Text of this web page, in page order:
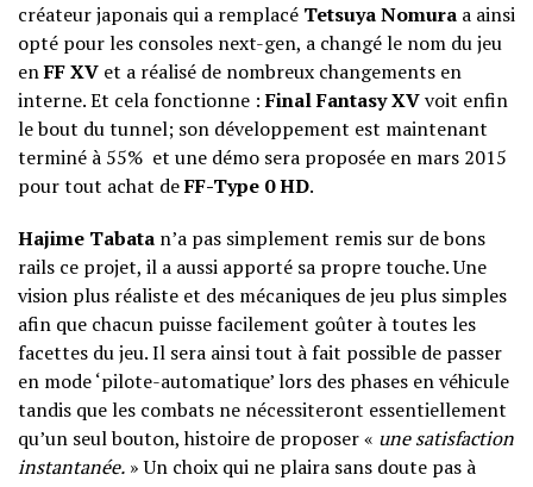
créateur japonais qui a remplacé Tetsuya Nomura a ainsi
opté pour les consoles next-gen, a changé le nom du jeu
enFF XV et a réalisé de nombreux changements en
interne. Et cela fonctionne :Final Fantasy XVvoit enfin
le bout du tunnel; son développement est maintenant
terminé à 55% et une démo sera proposée en mars 2015
pour tout achat deFF-Type 0 HD.
Hajime Tabata n’a pas simplement remis sur de bons
rails ce projet, il a aussi apporté sa propre touche. Une
vision plus réaliste et des mécaniques de jeu plus simples
afin que chacun puisse facilement goûter à toutes les
facettes du jeu. Il sera ainsi tout à fait possible de passer
en mode ‘pilote-automatique’ lors des phases en véhicule
tandis que les combats ne nécessiteront essentiellement
qu’un seul bouton, histoire de proposer « une satisfaction
instantanée. » Un choix qui ne plaira sans doute pas à